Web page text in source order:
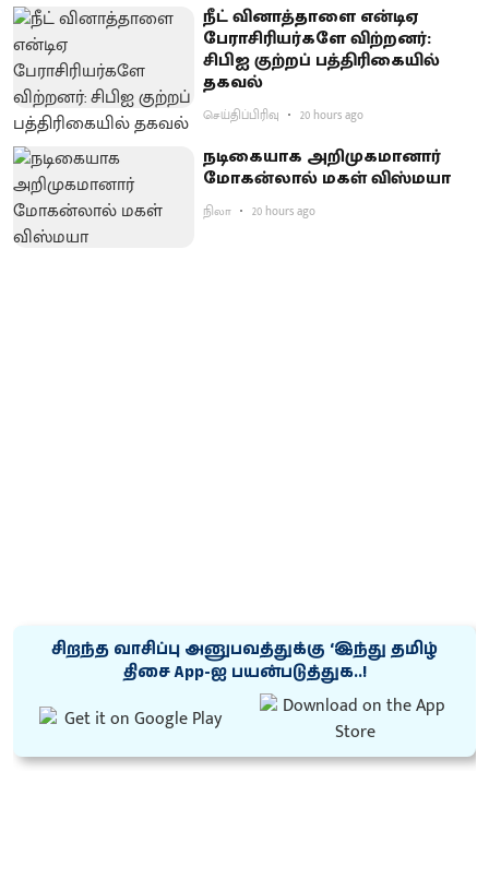
நீட் வினாத்தாளை என்டிஏ
பேராசிரியர்களே விற்றனர்:
சிபிஐ குற்றப் பத்திரிகையில்
தகவல்
செய்திப்பிரிவு 20 hours ago
நடிகையாக அறிமுகமானார்
மோகன்லால் மகள் விஸ்மயா
நிலா 20 hours ago
சிறந்த வாசிப்பு அனுபவத்துக்கு ‘இந்து தமிழ்
திசை App-ஐ பயன்படுத்துக..!